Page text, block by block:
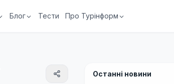
Блог Тести Про Турінформ
Останні новини